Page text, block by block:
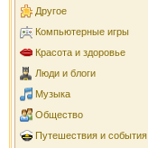
Другое
Компьютерные игры
Красота и здоровье
Люди и блоги
Музыка
Общество
Путешествия и события